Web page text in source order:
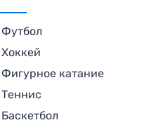
Футбол
Хоккей
Фигурное катание
Теннис
Баскетбол